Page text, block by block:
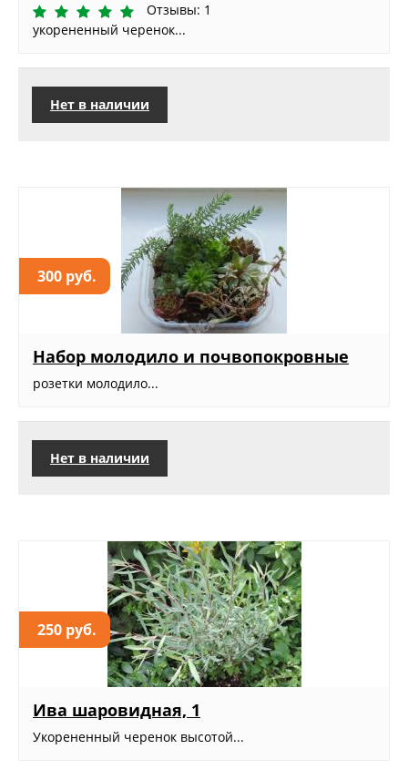
Отзывы: 1
укорененный черенок...
Нет в наличии
300 руб.
Набор молодило и почвопокровные
розетки молодило...
Нет в наличии
250 руб.
Ива шаровидная, 1
Укорененный черенок высотой...